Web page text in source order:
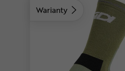
Warianty